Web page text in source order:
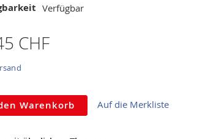
Verfügbar
CHF
Warenkorb Auf die Merkliste